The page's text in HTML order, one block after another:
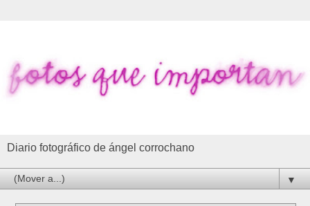
Diario fotográfico de ángel corrochano
▼